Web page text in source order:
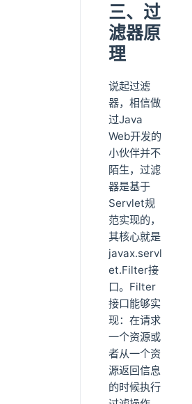
三、过
滤器原
理
说起过滤
器，相信做
过Java
Web开发的
小伙伴并不
陌生，过滤
器是基于
Servlet规
范实现的，
其核心就是
javax.servl
et.Filter接
口。Filter
接口能够实
现：在请求
一个资源或
者从一个资
源返回信息
的时候执行